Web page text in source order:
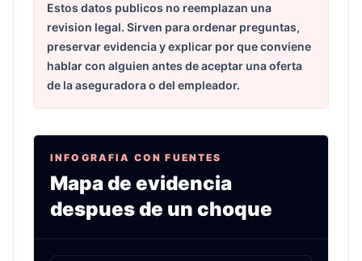
Estos datos publicos no reemplazan una
revision legal. Sirven para ordenar preguntas,
preservar evidencia y explicar por que conviene
hablar con alguien antes de aceptar una oferta
de la aseguradora o del empleador.
INFOGRAFIA CON FUENTES
Mapa de evidencia
despues de un choque